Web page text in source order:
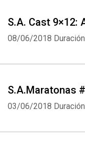
S.A. Cast 9×12:
08/06/2018
S.A.Maratonas
03/06/2018